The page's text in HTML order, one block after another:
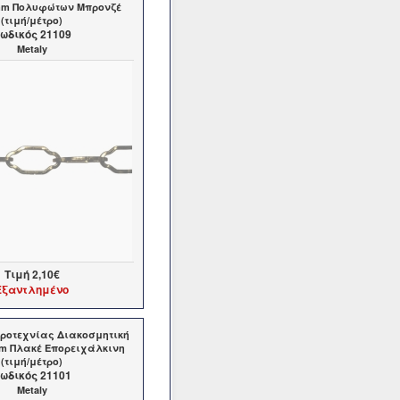
Πολυφώτων Μπρονζέ
(τιμή/μέτρο)
21109
Metaly
Τιμή2,10€
Διακοσμητική
Πλακέ Επορειχάλκινη
(τιμή/μέτρο)
21101
Metaly